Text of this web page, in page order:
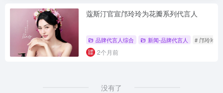
蔻斯汀官宣邝玲玲为花瓣系列代言人
品牌代言人综合 新闻-品牌代言人 # 邝玲玲
2个月前
没有了